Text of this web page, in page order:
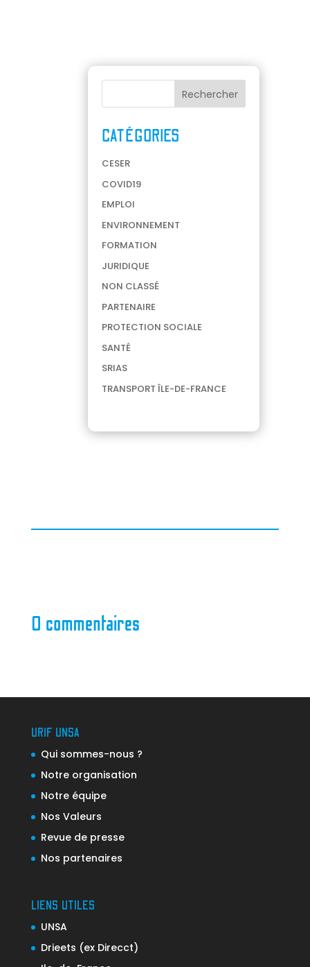
CATÉGORIES
CESER
COVID19
EMPLOI
ENVIRONNEMENT
FORMATION
JURIDIQUE
NON CLASSÉ
PARTENAIRE
PROTECTION SOCIALE
SANTÉ
SRIAS
TRANSPORT ÎLE-DE-FRANCE
0 commentaires
URIF UNSA
Qui sommes-nous ?
Notre organisation
Notre équipe
Nos Valeurs
Revue de presse
Nos partenaires
LIENS UTILES
UNSA
Drieets (ex Direcct)